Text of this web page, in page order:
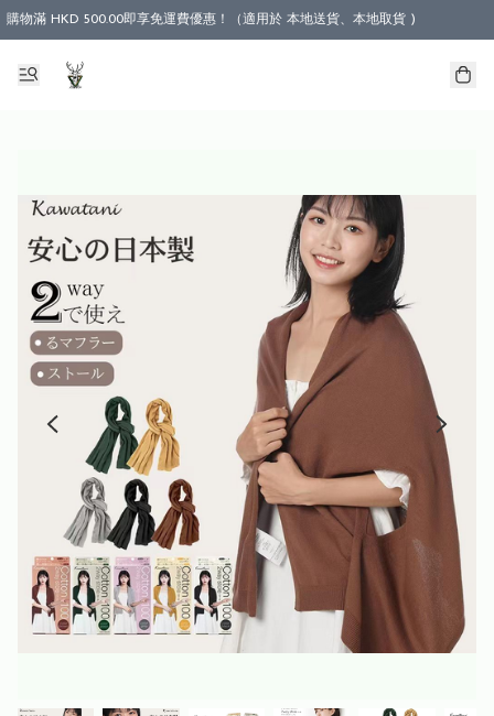
購物滿 HKD 500.00即享免運費優惠！（適用於 本地送貨、本地取貨 )